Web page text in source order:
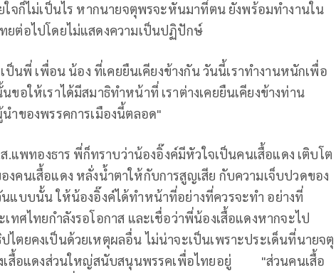
จก็ไม่เป็นไร หากนายจตุพรจะหันมาที่ตน ยังพร้อมทำงานใน
ยต่อไปโดยไม่แสดงความเป็นปฏิปักษ์
ป็นพี่ เพื่อน น้อง ที่เคยยืนเคียงข้างกัน วันนี้เราทำงานหนักเพื่อ
ขอให้เราได้มีสมาธิทำหน้าที่ เราต่างเคยยืนเคียงข้างท่าน
ำของพรรคการเมืองนี้ตลอด"
แพทองธาร พี่ก็ทราบว่าน้องอิ๊งค์มีหัวใจเป็นคนเสื้อแดง เติบโต
งคนเสื้อแดง หลั่งน้ำตาให้กับการสูญเสีย กับความเจ็บปวดของ
แบบนั้น ให้น้องอิ๊งค์ได้ทำหน้าที่อย่างที่ควรจะทำ อย่างที่
ทศไทยกำลังรอโอกาส และเชื่อว่าพี่น้องเสื้อแดงหากจะไป
ตยคงเป็นด้วยเหตุผลอื่น ไม่น่าจะเป็นเพราะประเด็นที่นายจตุ
งเสื้อแดงส่วนใหญ่สนับสนุนพรรคเพื่อไทยอยู่ "ส่วนคนเสื้อ